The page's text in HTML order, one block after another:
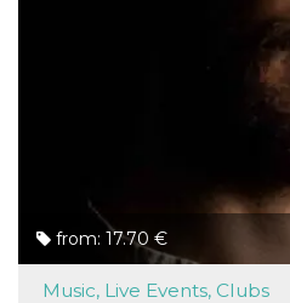
from: 17.70 €
Music, Live Events, Clubs